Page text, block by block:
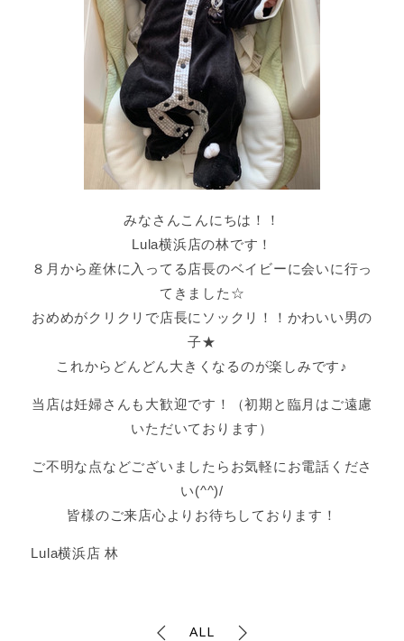
みなさんこんにちは！！
Lula横浜店の林です！
８月から産休に入ってる店長のベイビーに会いに行っ
てきました☆
おめめがクリクリで店長にソックリ！！かわいい男の
子★
これからどんどん大きくなるのが楽しみです♪
当店は妊婦さんも大歓迎です！（初期と臨月はご遠慮
いただいております）
ご不明な点などございましたらお気軽にお電話くださ
い(^^)/
皆様のご来店心よりお待ちしております！
Lula横浜店 林
ALL